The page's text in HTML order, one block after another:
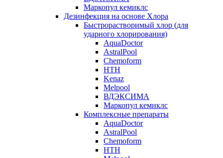
Маркопул кемиклс
Дезинфекция на основе Хлора
Быстрорастворимый хлор (для
ударного хлорирования)
AquaDoctor
AstralPool
Chemoform
HTH
Kenaz
Melpool
ВДЭКСИМА
Маркопул кемиклс
Комплексные препараты
AquaDoctor
AstralPool
Chemoform
HTH